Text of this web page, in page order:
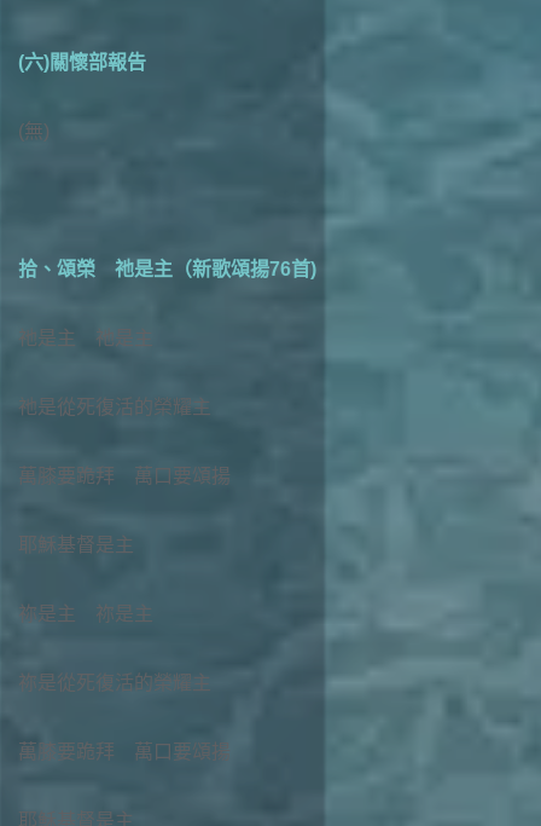
(六)關懷部報告
(無)
拾、頌榮 祂是主（新歌頌揚76首)
祂是主 祂是主
祂是從死復活的榮耀主
萬膝要跪拜 萬口要頌揚
耶穌基督是主
祢是主 祢是主
祢是從死復活的榮耀主
萬膝要跪拜 萬口要頌揚
耶穌基督是主